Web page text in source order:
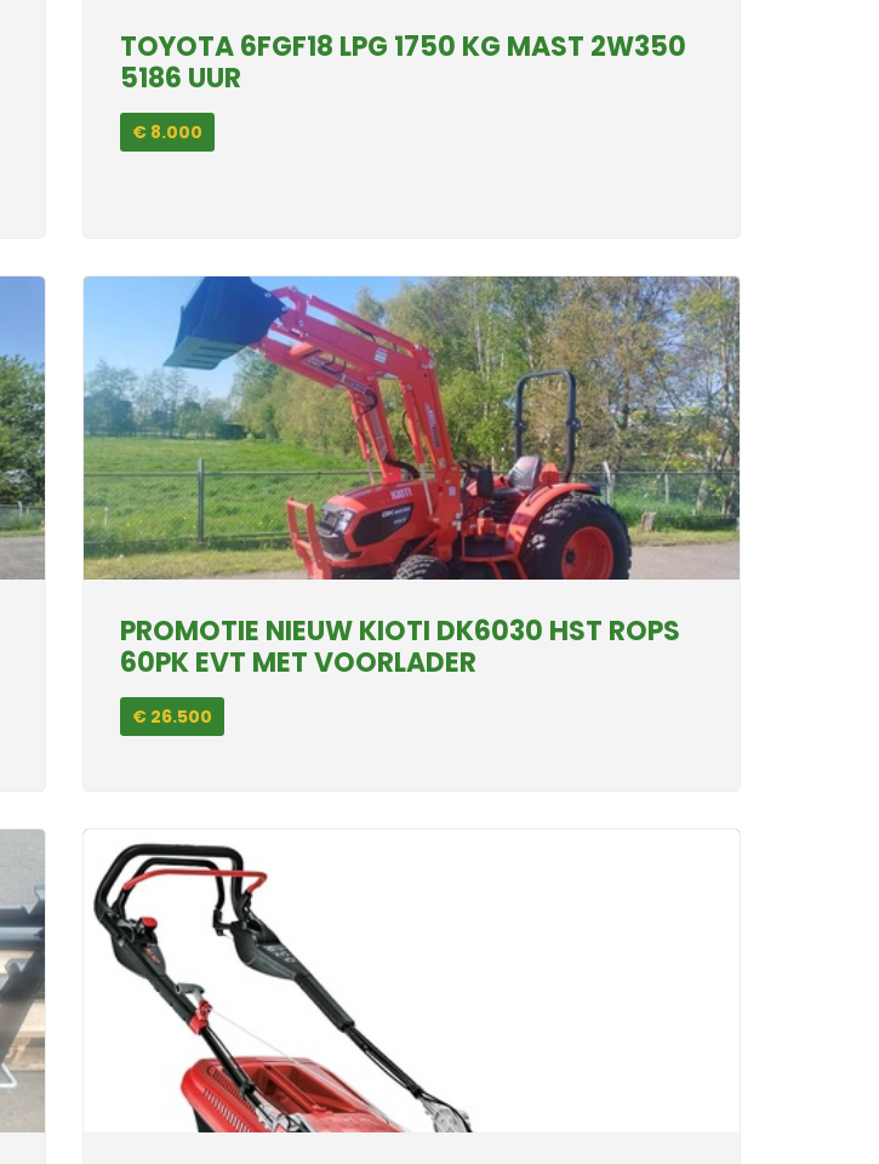
TOYOTA 6FGF18 LPG 1750 KG MAST 2W350
5186 UUR
€ 8.000
PROMOTIE NIEUW KIOTI DK6030 HST ROPS
60PK EVT MET VOORLADER
€ 26.500